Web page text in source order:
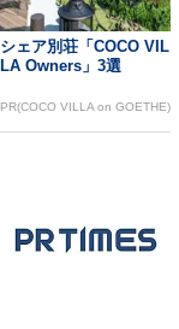
シェア別荘「COCO VIL
LA Owners」3選
PR(COCO VILLA on GOETHE)